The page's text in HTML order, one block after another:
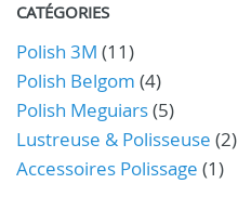
CATÉGORIES
Polish 3M (11)
Polish Belgom (4)
Polish Meguiars(5)
Lustreuse & Polisseuse (2)
Accessoires Polissage (1)